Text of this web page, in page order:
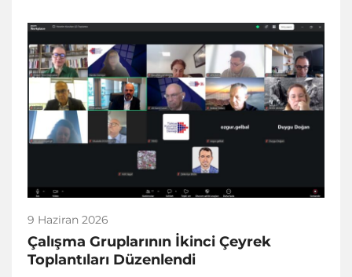
9 Haziran 2026
Çalışma Gruplarının İkinci Çeyrek
Toplantıları Düzenlendi